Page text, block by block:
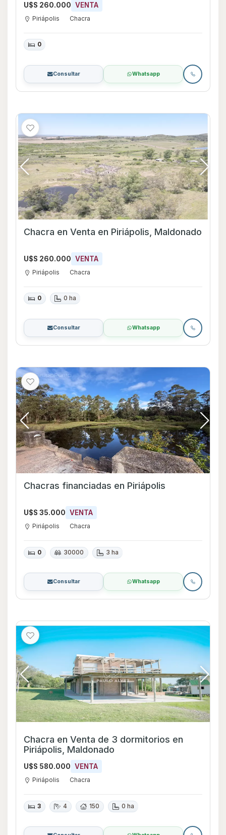
U$S 260.000 VENTA
Piriápolis Chacra
0
Consultar Whatsapp
Chacra en Venta en Piriápolis, Maldonado
U$S 260.000 VENTA
Piriápolis Chacra
0 0 ha
Consultar Whatsapp
Chacras financiadas en Piriápolis
U$S 35.000 VENTA
Piriápolis Chacra
0 30000 3 ha
Consultar Whatsapp
Chacra en Venta de 3 dormitorios en
Piriápolis, Maldonado
U$S 580.000 VENTA
Piriápolis Chacra
3 4 150 0 ha